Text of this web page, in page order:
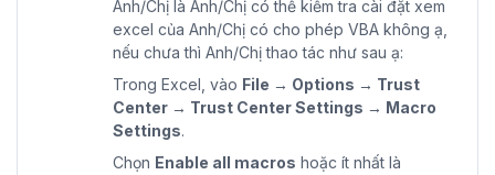
Anh/Chị là Anh/Chị có thể kiểm tra cài đặt xem
excel của Anh/Chị có cho phép VBA không ạ,
nếu chưa thì Anh/Chị thao tác như sau ạ:
Trong Excel, vào File → Options → Trust
Center → Trust Center Settings → Macro
Settings.
Chọn Enable all macros hoặc ít nhất là